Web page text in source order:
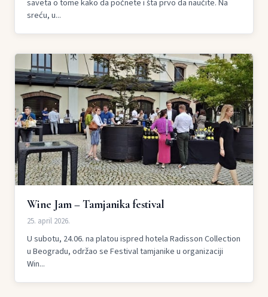
saveta o tome kako da počnete i šta prvo da naučite. Na
sreću, u...
Wine Jam – Tamjanika festival
25. april 2026.
U subotu, 24.06. na platou ispred hotela Radisson Collection
u Beogradu, održao se Festival tamjanike u organizaciji
Win...